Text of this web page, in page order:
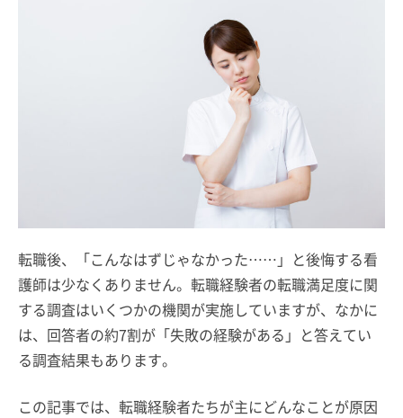
転職後、「こんなはずじゃなかった……」と後悔する看
護師は少なくありません。転職経験者の転職満足度に関
する調査はいくつかの機関が実施していますが、なかに
は、回答者の約7割が「失敗の経験がある」と答えてい
る調査結果もあります。
この記事では、転職経験者たちが主にどんなことが原因